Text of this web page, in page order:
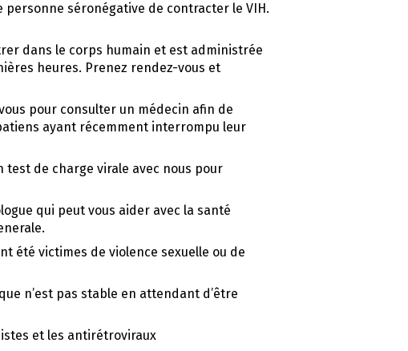
séronégative de contracter le VIH.
dans le corps humain et est administrée
heures. Prenez rendez-vous et
pour consulter un médecin afin de
ayant récemment interrompu leur
de charge virale avec nous pour
qui peut vous aider avec la santé
été victimes de violence sexuelle ou de
n’est pas stable en attendant d’être
et les antirétroviraux